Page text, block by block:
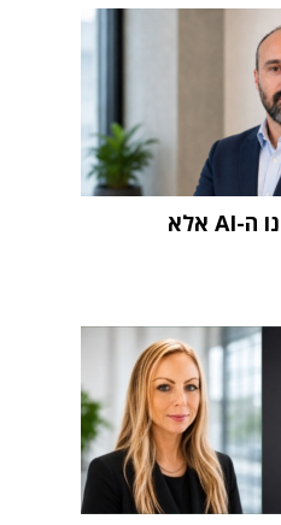
"האתגר הגדול אינו ה-AI אלא